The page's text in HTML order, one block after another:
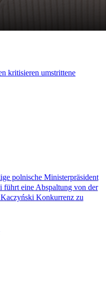
kritisieren umstrittene
polnische Ministerpräsident
führt eine Abspaltung von der
Konkurrenz zu